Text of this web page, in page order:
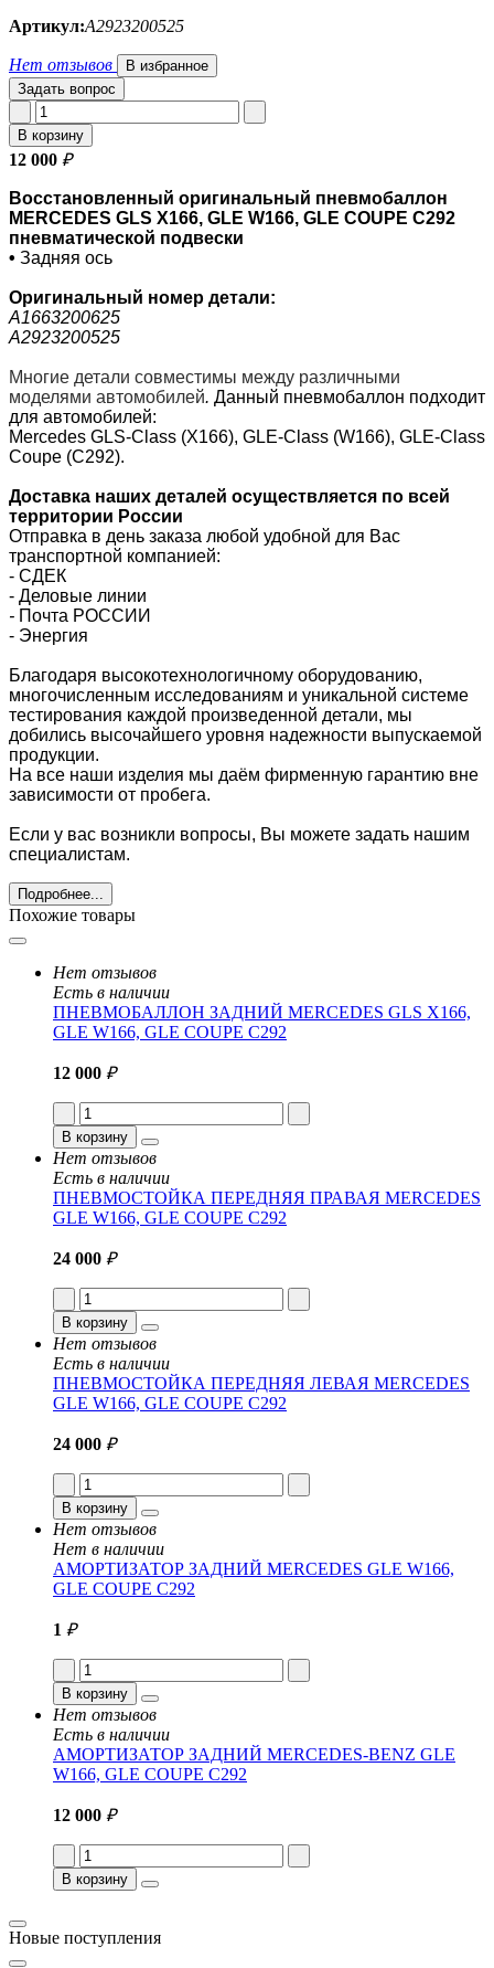
Артикул:A2923200525
Нет отзывов
В избранное
Задать вопрос
В корзину
12 000 ₽
Восстановленный оригинальный пневмобаллон
MERCEDES GLS X166, GLE W166, GLE COUPE C292
пневматической подвески
• Задняя ось
Оригинальный номер детали:
A1663200625
A2923200525
Многие детали совместимы между различными
моделями автомобилей. Данный пневмобаллон подходит
для автомобилей:
Mercedes GLS-Class (X166), GLE-Class (W166), GLE-Class
Coupe (C292).
Доставка наших деталей осуществляется по всей
территории России
Отправка в день заказа любой удобной для Вас
транспортной компанией:
- СДЕК
- Деловые линии
- Почта РОССИИ
- Энергия
Благодаря высокотехнологичному оборудованию,
многочисленным исследованиям и уникальной системе
тестирования каждой произведенной детали, мы
добились высочайшего уровня надежности выпускаемой
продукции.
На все наши изделия мы даём фирменную гарантию вне
зависимости от пробега.
Если у вас возникли вопросы, Вы можете задать нашим
специалистам.
Подробнее...
Похожие товары
Нет отзывов
Есть в наличии
ПНЕВМОБАЛЛОН ЗАДНИЙ MERCEDES GLS X166,
GLE W166, GLE COUPE C292
12 000 ₽
В корзину
Нет отзывов
Есть в наличии
ПНЕВМОСТОЙКА ПЕРЕДНЯЯ ПРАВАЯ MERCEDES
GLE W166, GLE COUPE C292
24 000 ₽
В корзину
Нет отзывов
Есть в наличии
ПНЕВМОСТОЙКА ПЕРЕДНЯЯ ЛЕВАЯ MERCEDES
GLE W166, GLE COUPE C292
24 000 ₽
В корзину
Нет отзывов
Нет в наличии
АМОРТИЗАТОР ЗАДНИЙ MERCEDES GLE W166,
GLE COUPE C292
1 ₽
В корзину
Нет отзывов
Есть в наличии
АМОРТИЗАТОР ЗАДНИЙ MERCEDES-BENZ GLE
W166, GLE COUPE C292
12 000 ₽
В корзину
Новые поступления